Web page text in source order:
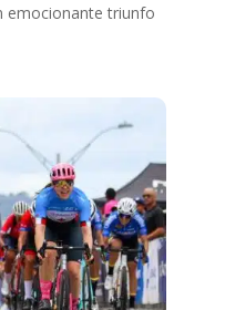
emocionante triunfo